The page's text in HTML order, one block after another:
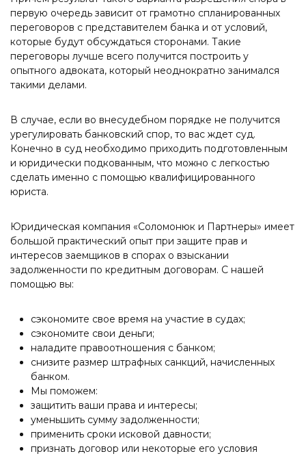
первую очередь зависит от грамотно спланированных
переговоров с представителем банка и от условий,
которые будут обсуждаться сторонами. Такие
переговоры лучше всего получится построить у
опытного адвоката, который неоднократно занимался
такими делами.
В случае, если во внесудебном порядке не получится
урегулировать банковский спор, то вас ждет суд.
Конечно в суд необходимо приходить подготовленным
и юридически подкованным, что можно с легкостью
сделать именно с помощью квалифицированного
юриста.
Юридическая компания «Соломонюк и Партнеры» имеет
большой практический опыт при защите прав и
интересов заемщиков в спорах о взыскании
задолженности по кредитным договорам. С нашей
помощью вы:
сэкономите свое время на участие в судах;
сэкономите свои деньги;
наладите правоотношения с банком;
снизите размер штрафных санкций, начисленных
банком.
Мы поможем:
защитить ваши права и интересы;
уменьшить сумму задолженности;
применить сроки исковой давности;
признать договор или некоторые его условия